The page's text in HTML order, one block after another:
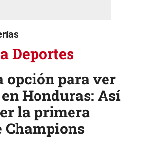
Deportes
opción para ver
Honduras: Así
la primera
Champions